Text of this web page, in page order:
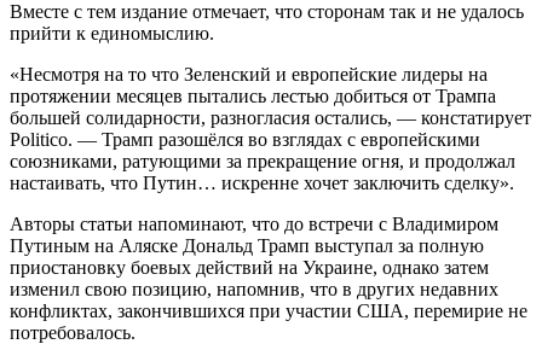
Вместе с тем издание отмечает, что сторонам так и не удалось
прийти к единомыслию.
«Несмотря на то что Зеленский и европейские лидеры на
протяжении месяцев пытались лестью добиться от Трампа
большей солидарности, разногласия остались, — констатирует
Politico. — Трамп разошёлся во взглядах с европейскими
союзниками, ратующими за прекращение огня, и продолжал
настаивать, что Путин… искренне хочет заключить сделку».
Авторы статьи напоминают, что до встречи с Владимиром
Путиным на Аляске Дональд Трамп выступал за полную
приостановку боевых действий на Украине, однако затем
изменил свою позицию, напомнив, что в других недавних
конфликтах, закончившихся при участии США, перемирие не
потребовалось.